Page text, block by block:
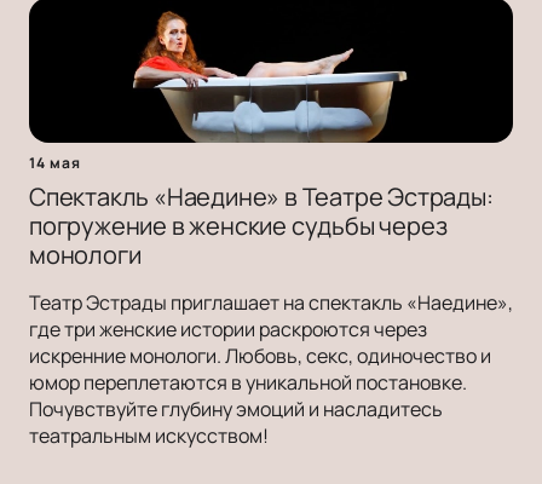
14 мая
Спектакль «Наедине» в Театре Эстрады:
погружение в женские судьбы через
монологи
Театр Эстрады приглашает на спектакль «Наедине»,
где три женские истории раскроются через
искренние монологи. Любовь, секс, одиночество и
юмор переплетаются в уникальной постановке.
Почувствуйте глубину эмоций и насладитесь
театральным искусством!